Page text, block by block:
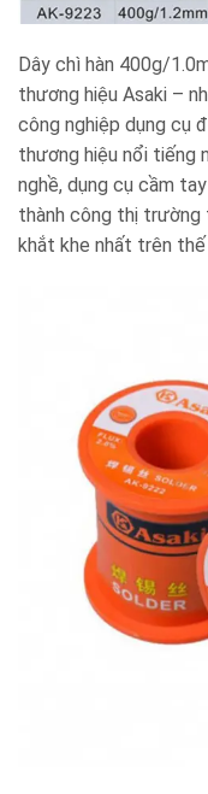
Dây chì hàn 400g/
thương hiệu Asaki –
công nghiệp dụng cụ
thương hiệu nổi tiếng
nghề, dụng cụ cầm
thành công thị
khắt khe nhất trên thế